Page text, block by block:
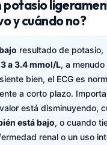
potasio
y cuándo no?
resultado de potasio,
a 3.4 mmol/L, a menudo
bien, el ECG es
a corto plazo.
está disminuyendo,
está bajo, o cuando
renal o un uso